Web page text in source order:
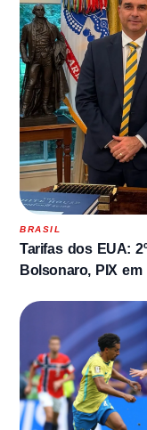
BRASIL
Tarifas dos EUA:
Bolsonaro, PIX